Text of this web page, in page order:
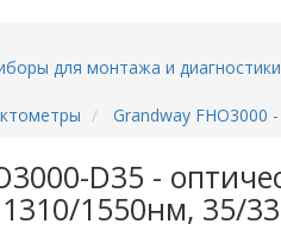
для монтажа и
Grandway FHO3000
D35 -
1550нм, 35/